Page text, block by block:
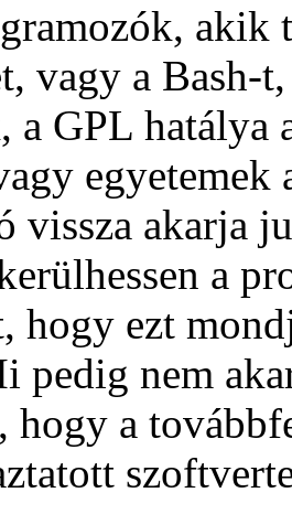
akik
vagy a
a GPL hatálya
egyetemek
vissza akarja
a
hogy ezt
pedig nem
hogy a